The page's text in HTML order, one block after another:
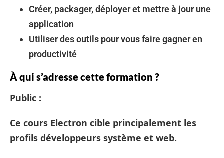
Créer, packager, déployer et mettre à jour une
application
Utiliser des outils pour vous faire gagner en
productivité
À qui s’adresse cette formation ?
Public :
Ce cours Electron cible principalement les
profils développeurs système et web.